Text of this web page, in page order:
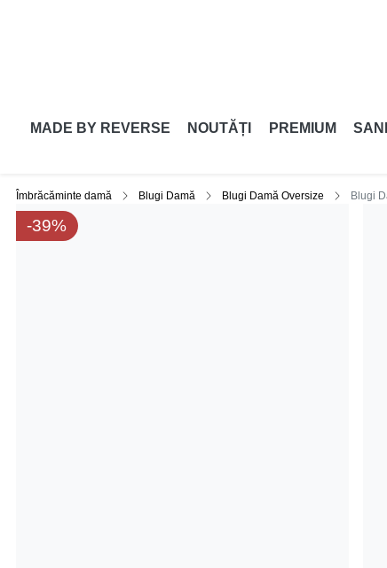
MADE BY REVERSE NOUTĂȚI PREMIUM
Îmbrăcăminte damă Blugi Damă Blugi Damă Oversize Blugi
-39%